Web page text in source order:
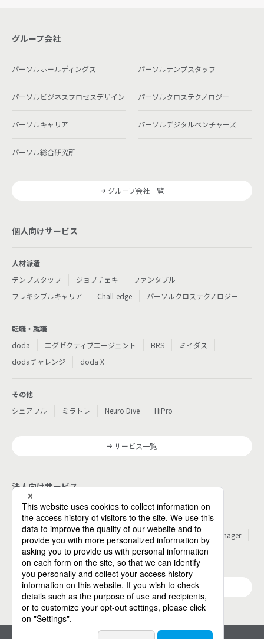
グループ会社
パーソルホールディングス パーソルテンプスタッフ
パーソルビジネスプロセスデザイン パーソルクロステクノロジー
パーソルキャリア パーソルデジタルベンチャーズ
パーソル総合研究所
グループ会社一覧
個人向けサービス
人材派遣
テンプスタッフ
ジョブチェキ
ファンタブル
フレキシブルキャリア
Chall-edge パーソルクロステクノロジー
転職・就職
doda
エグゼクティブエージェント BRS
ミイダス
dodaチャレンジ
doda X
その他
シェアフル
ミラトレ Neuro Dive HiPro
サービス一覧
法人向けサービス
その他
パーソルのRPA
ワークスイッチコンサルティング
HITO-Manager
MITERAS
ポスタス Reskilling Camp StepBase
サービス一覧